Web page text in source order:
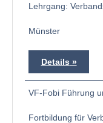
Lehrgang:
Münster
Details
VF-Fobi Führung
Fortbildung für